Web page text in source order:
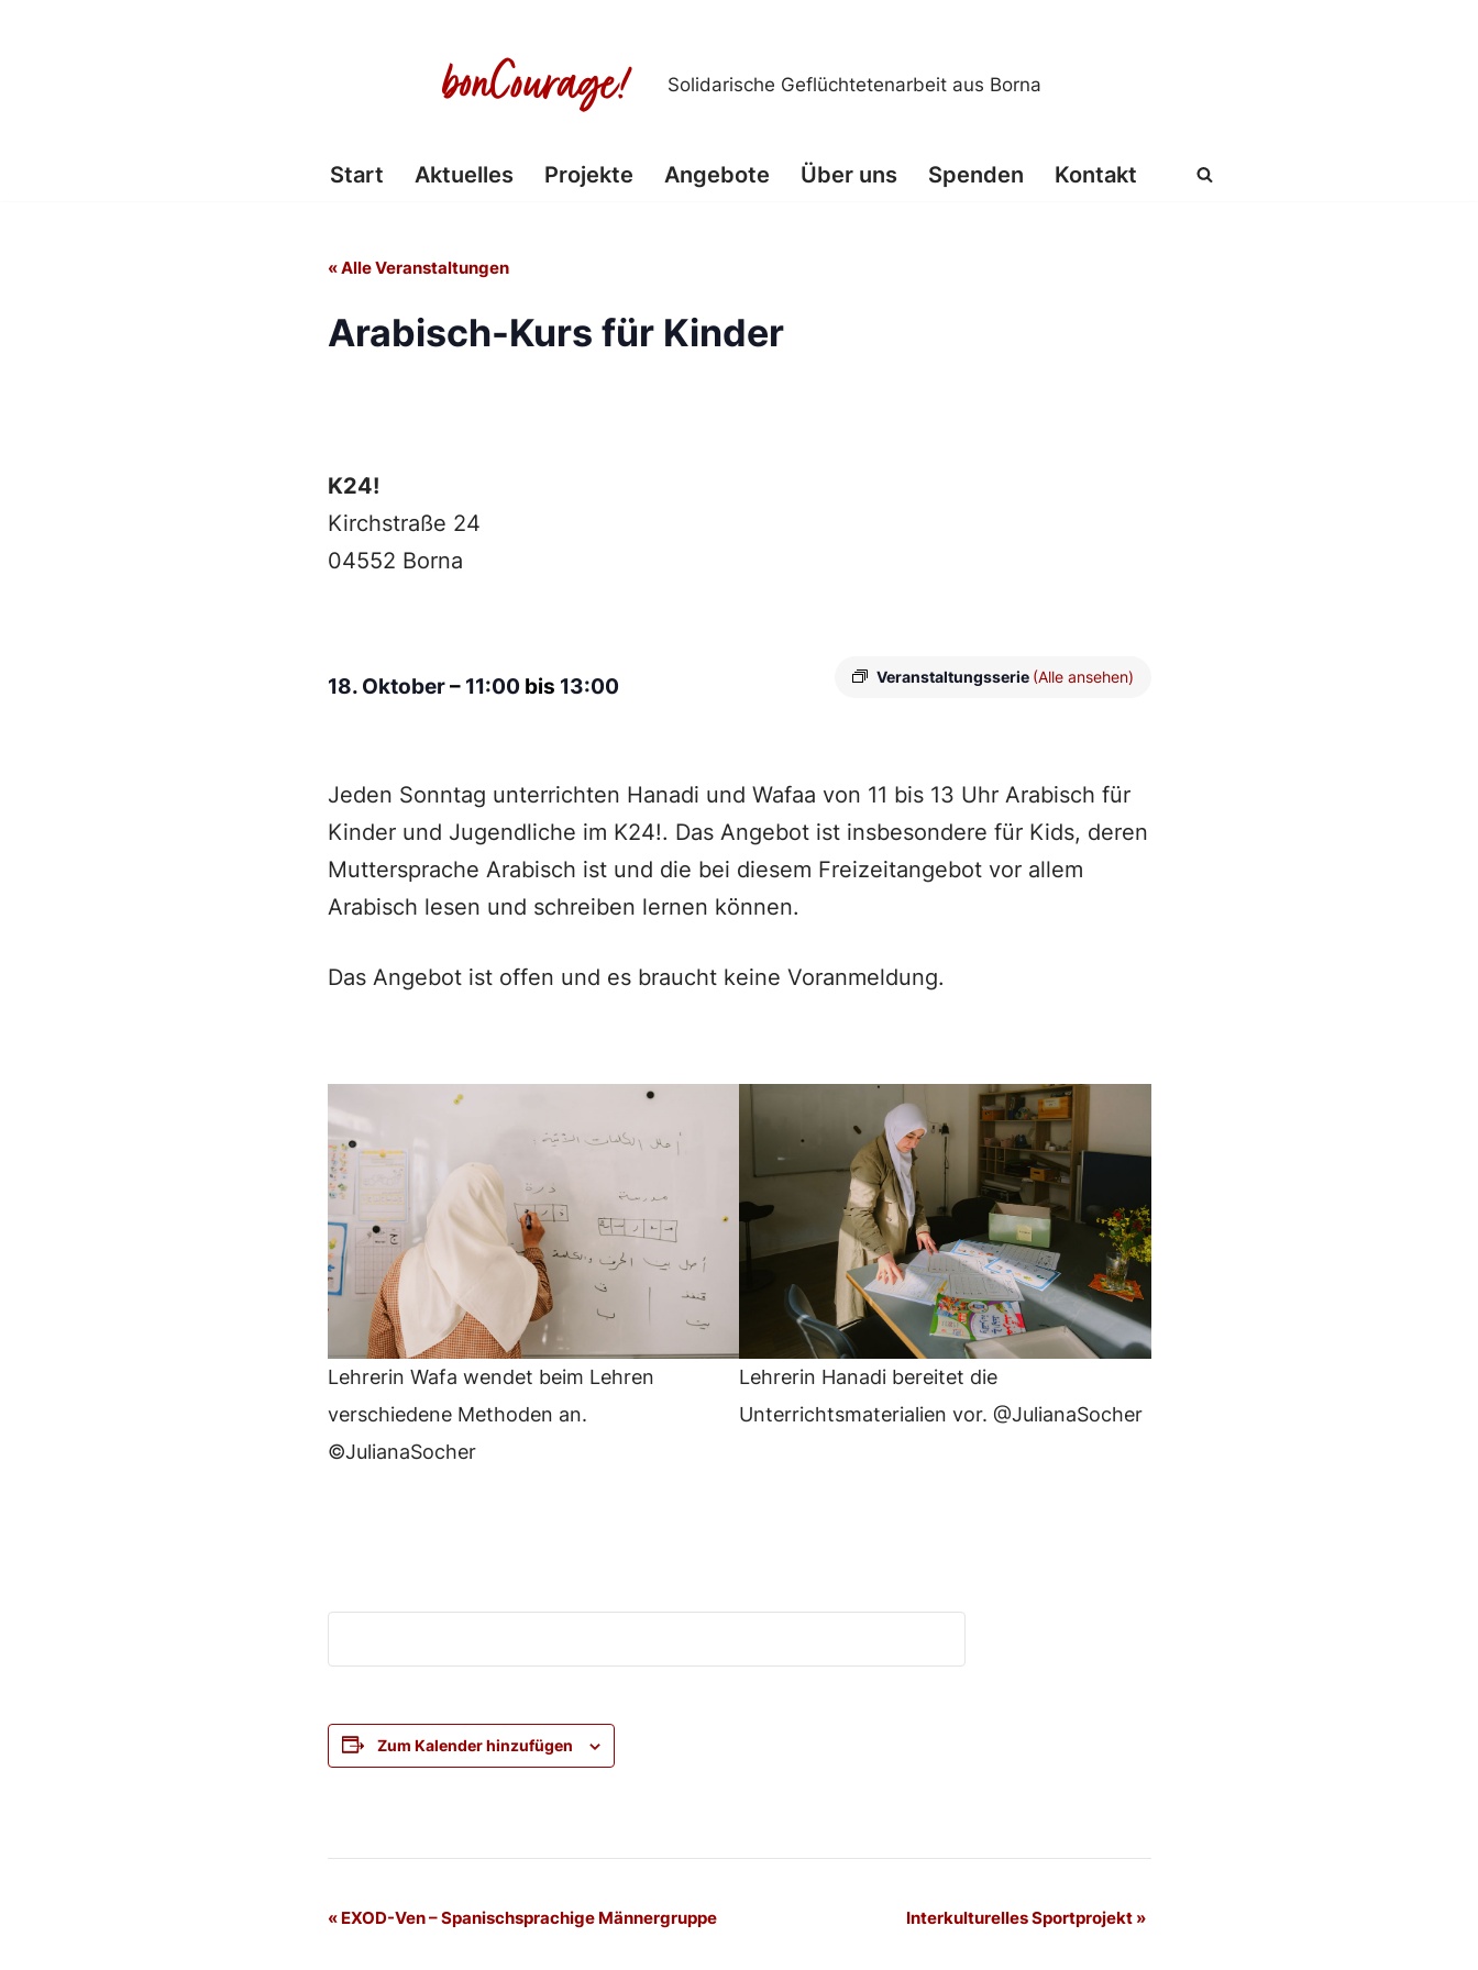
Solidarische Geflüchtetenarbeit aus Borna
Start Aktuelles Projekte Angebote Über uns Spenden Kontakt
« Alle Veranstaltungen
Arabisch-Kurs für Kinder
K24!
Kirchstraße 24
04552 Borna
Veranstaltungsserie (Alle ansehen)
18. Oktober– 11:00 bis 13:00
Jeden Sonntag unterrichten Hanadi und Wafaa von 11 bis 13 Uhr Arabisch für
Kinder und Jugendliche im K24!. Das Angebot ist insbesondere für Kids, deren
Muttersprache Arabisch ist und die bei diesem Freizeitangebot vor allem
Arabisch lesen und schreiben lernen können.
Das Angebot ist offen und es braucht keine Voranmeldung.
Lehrerin Wafa wendet beim Lehren
verschiedene Methoden an.
©JulianaSocher
Lehrerin Hanadi bereitet die
Unterrichtsmaterialien vor. @JulianaSocher
Zum Kalender hinzufügen
Veranstaltung-
«EXOD-Ven – Spanischsprachige Männergruppe Interkulturelles Sportprojekt »